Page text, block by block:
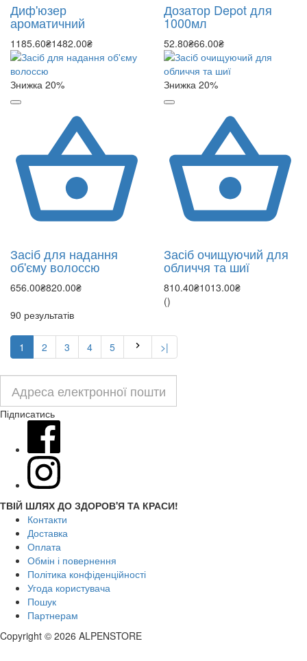
Диф'юзер
ароматичний
1185.60₴1482.00₴
Дозатор Depot для
1000мл
52.80₴66.00₴
Знижка 20%
Засіб для надання
об'єму волоссю
656.00₴820.00₴
Знижка 20%
Засіб очищуючий для
обличчя та шиї
810.40₴1013.00₴
()
90 результатів
1 2 3 4 5 >|
Підписатись
ТВІЙ ШЛЯХ ДО ЗДОРОВ'Я ТА КРАСИ!
Контакти
Доставка
Оплата
Обмін і повернення
Політика конфіденційності
Угода користувача
Пошук
Партнерам
Copyright © 2026 ALPENSTORE